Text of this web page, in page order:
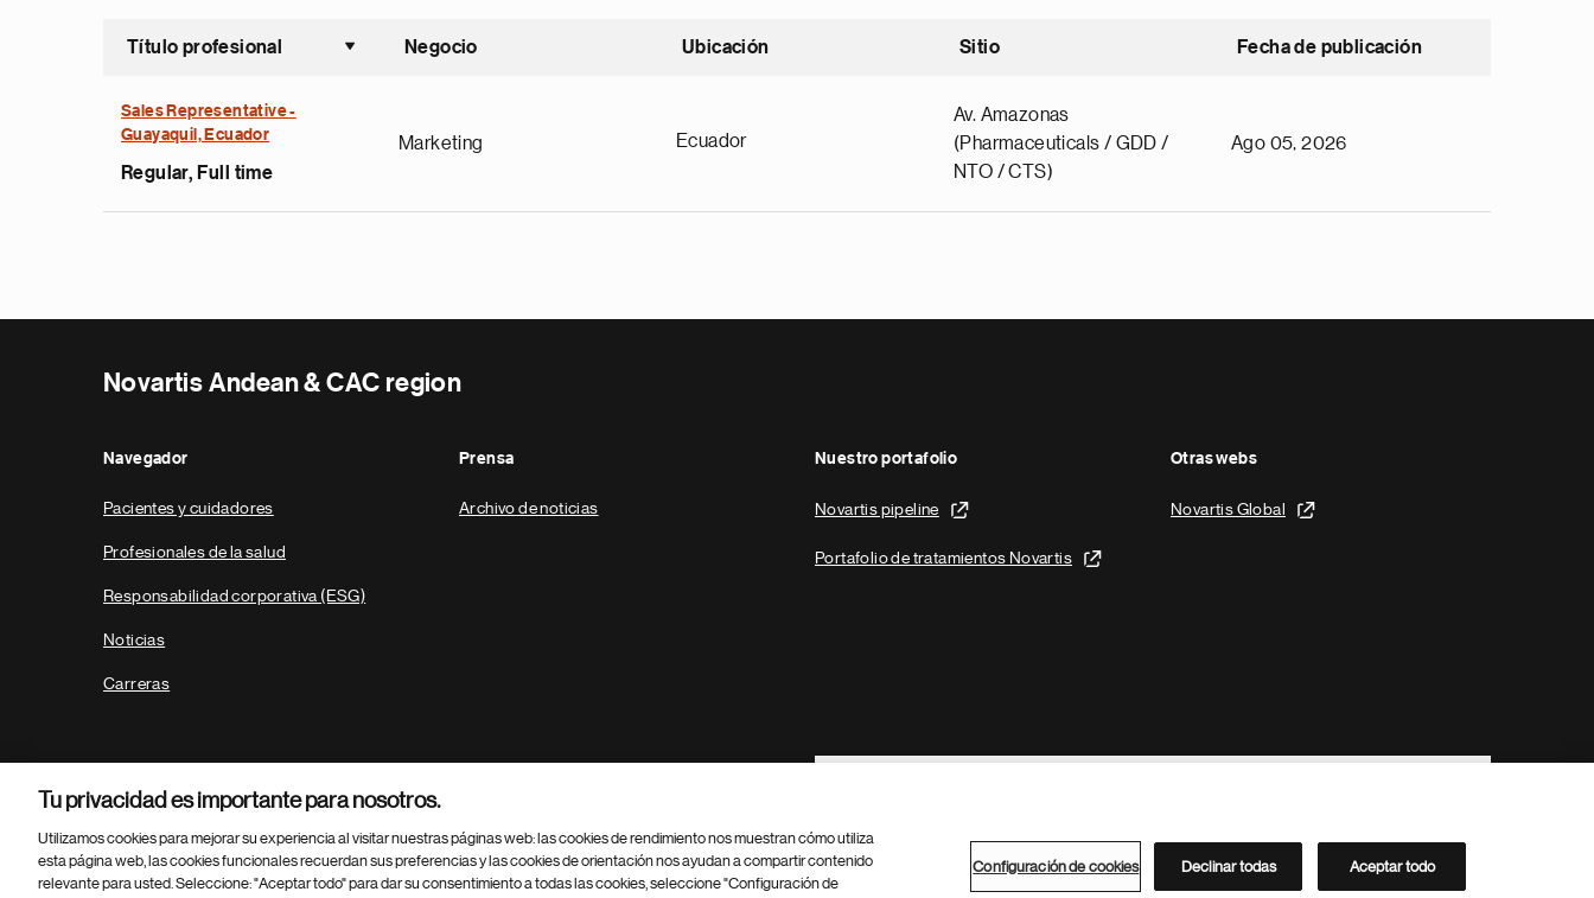
Título profesional
Ordenar ascendente
Negocio Ubicación Sitio Fecha de publicación
Sales Representative -
Guayaquil, Ecuador
Regular, Full time
Marketing Ecuador
Av. Amazonas
(Pharmaceuticals / GDD /
NTO / CTS)
Ago 05, 2026
Novartis Andean & CAC region
Navegador
Pacientes y cuidadores
Profesionales de la salud
Responsabilidad corporativa (ESG)
Noticias
Carreras
Prensa
Archivo de noticias
Nuestro portafolio
Novartis pipeline
Portafolio de tratamientos Novartis
Otras webs
Novartis Global
Footer Site Search
Parte
© 2026 Novartis AG Directorio de Novartis
Tu privacidad es importante para nosotros.
Utilizamos cookies para mejorar su experiencia al visitar nuestras páginas web: las cookies de rendimiento nos muestran cómo utiliza
esta página web, las cookies funcionales recuerdan sus preferencias y las cookies de orientación nos ayudan a compartir contenido
relevante para usted. Seleccione: "Aceptar todo" para dar su consentimiento a todas las cookies, seleccione "Configuración de
Configuración de cookies Declinar todas Aceptar todo